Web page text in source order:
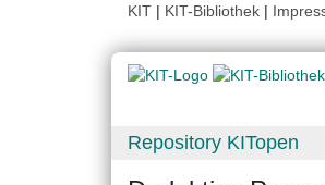
KIT | KIT-Bibliothek |
Repository KITopen